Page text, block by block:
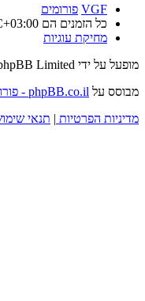
VGF פורומים
כל הזמנים הם
מחיקת עוגיות
מופעל על ידי Limited
מבוסס על phpBB.co.il - פורומים בעברית
מדיניות הפרטיות | תנאי